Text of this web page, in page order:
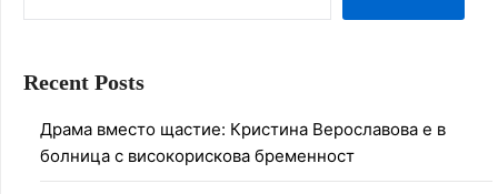
Recent Posts
Драма вместо щастие: Кристина Верославова е в
болница с високорискова бременност